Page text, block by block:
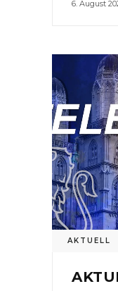
6. August
AKTUELL